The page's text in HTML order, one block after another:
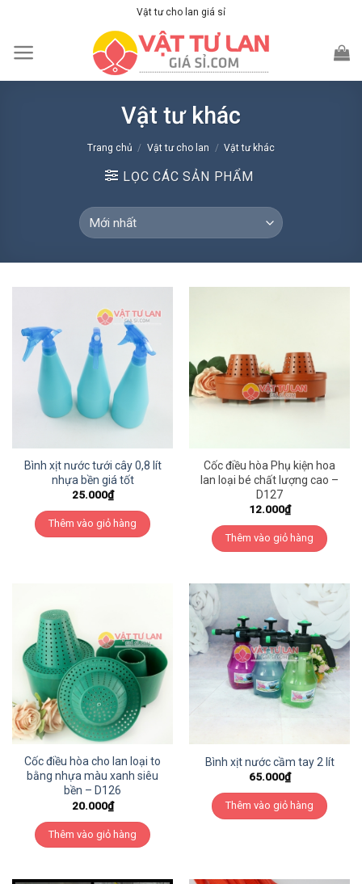
content
Vật tư cho lan giá sỉ
Vật tư khác
Trang chủ / Vật tư cho lan / Vật tư khác
LỌC CÁC SẢN PHẨM
Bình xịt nước tưới cây 0,8 lít
nhựa bền giá tốt
25.000₫
Thêm vào giỏ hàng
Cốc điều hòa Phụ kiện hoa
lan loại bé chất lượng cao –
D127
12.000₫
Thêm vào giỏ hàng
Cốc điều hòa cho lan loại to
bằng nhựa màu xanh siêu
bền – D126
20.000₫
Thêm vào giỏ hàng
Bình xịt nước cầm tay 2 lít
65.000₫
Thêm vào giỏ hàng